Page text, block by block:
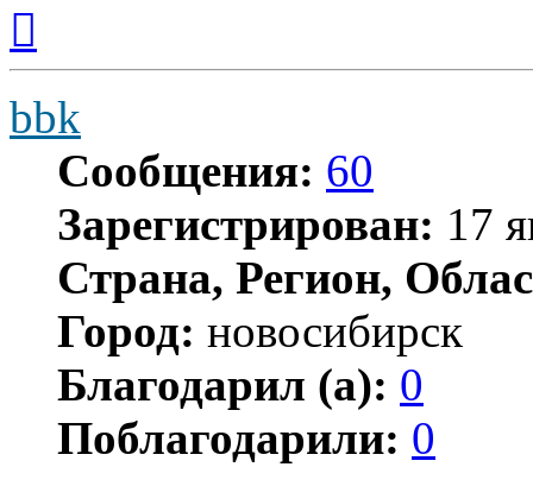
началу
bbk
Сообщения: 60
Зарегистрирован: 17
Страна, Регион,
Город: новосибирск
Благодарил (а): 0
Поблагодарили: 0